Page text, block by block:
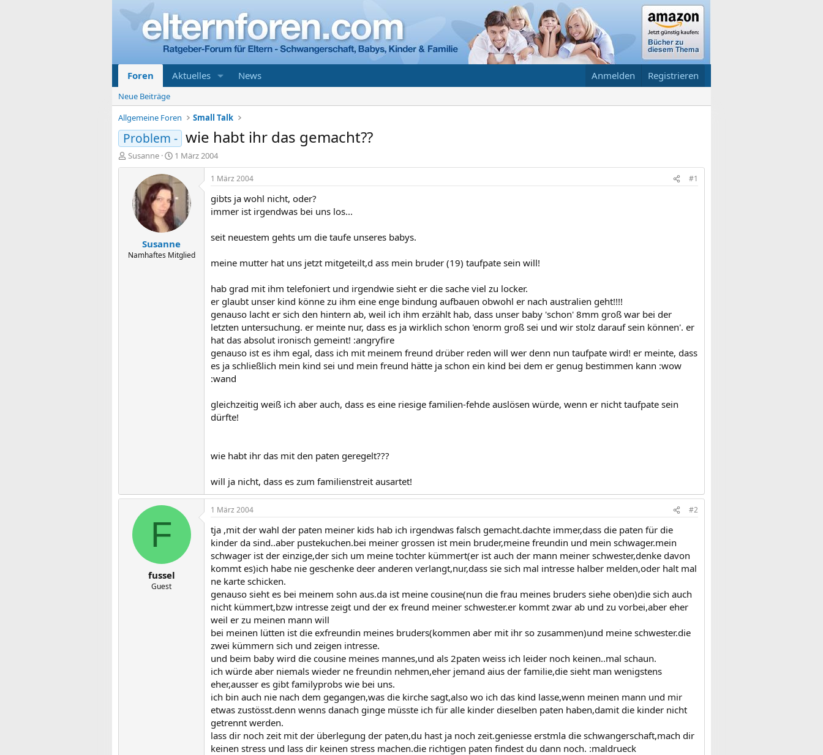
Foren Aktuelles News Anmelden Registrieren
Neue Beiträge
Allgemeine Foren
Small Talk
Problem - wie habt ihr das gemacht??
E
r
Susanne
E
r
s
e
l
l
t
a
m
1 März 2004
Susanne
Namhaftes Mitglied
1 März 2004 #1
gibts ja wohl nicht, oder?
immer ist irgendwas bei uns los...
seit neuestem gehts um die taufe unseres babys.
meine mutter hat uns jetzt mitgeteilt,d ass mein bruder (19) taufpate sein will!
hab grad mit ihm telefoniert und irgendwie sieht er die sache viel zu locker.
er glaubt unser kind könne zu ihm eine enge bindung aufbauen obwohl er nach australien geht!!!!
genauso lacht er sich den hintern ab, weil ich ihm erzählt hab, dass unser baby 'schon' 8mm groß war bei der
letzten untersuchung. er meinte nur, dass es ja wirklich schon 'enorm groß sei und wir stolz darauf sein können'. er
hat das absolut ironisch gemeint! :angryfire
genauso ist es ihm egal, dass ich mit meinem freund drüber reden will wer denn nun taufpate wird! er meinte, dass
es ja schließlich mein kind sei und mein freund hätte ja schon ein kind bei dem er genug bestimmen kann :wow
:wand
gleichzeitig weiß ich aber auch, dass es eine riesige familien-fehde auslösen würde, wenn er nicht taufpate sein
dürfte!
wie habt ihr das mit den paten geregelt???
will ja nicht, dass es zum familienstreit ausartet!
F
fussel
Guest
1 März 2004 #2
tja ,mit der wahl der paten meiner kids hab ich irgendwas falsch gemacht.dachte immer,dass die paten für die
kinder da sind..aber pustekuchen.bei meiner grossen ist mein bruder,meine freundin und mein schwager.mein
schwager ist der einzige,der sich um meine tochter kümmert(er ist auch der mann meiner schwester,denke davon
kommt es)ich habe nie geschenke deer anderen verlangt,nur,dass sie sich mal intresse halber melden,oder halt mal
ne karte schicken.
genauso sieht es bei meinem sohn aus.da ist meine cousine(nun die frau meines bruders siehe oben)die sich auch
nicht kümmert,bzw intresse zeigt und der ex freund meiner schwester.er kommt zwar ab und zu vorbei,aber eher
weil er zu meinen mann will
bei meinen lütten ist die exfreundin meines bruders(kommen aber mit ihr so zusammen)und meine schwester.die
zwei kümmern sich und zeigen intresse.
und beim baby wird die cousine meines mannes,und als 2paten weiss ich leider noch keinen..mal schaun.
ich würde aber niemals wieder ne freundin nehmen,eher jemand aius der familie,die sieht man wenigstens
eher,ausser es gibt familyprobs wie bei uns.
ich bin auch nie nach dem gegangen,was die kirche sagt,also wo ich das kind lasse,wenn meinen mann und mir
etwas zustösst.denn wenns danach ginge müsste ich für alle kinder dieselben paten haben,damit die kinder nicht
getrennt werden.
lass dir noch zeit mit der überlegung der paten,du hast ja noch zeit.geniesse erstmla die schwangerschaft,mach dir
keinen stress und lass dir keinen stress machen.die richtigen paten findest du dann noch. :maldrueck